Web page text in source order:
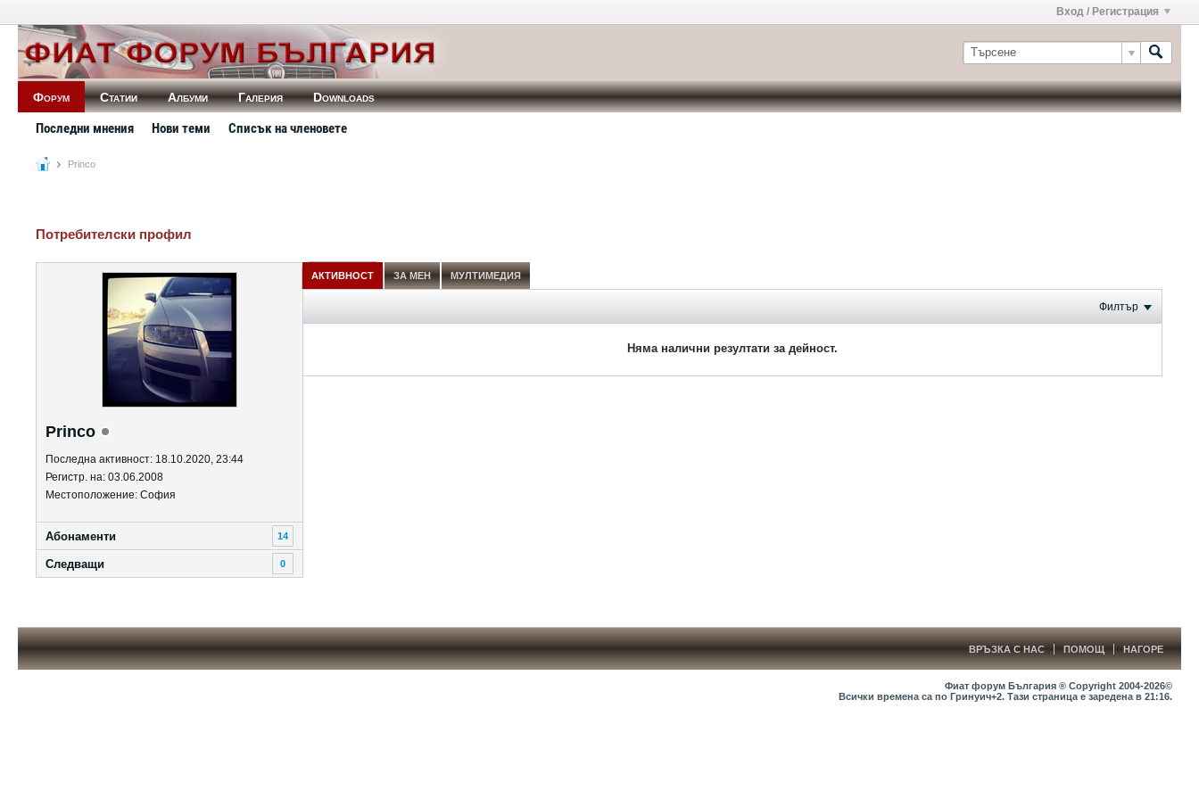
Вход / Регистрация
Форум Статии Албуми Галерия Downloads
Последни мнения Нови теми Списък на членовете
Princo
Потребителски профил
Princo
Последна активност: 18.10.2020, 23:44
Регистр. на: 03.06.2008
Местоположение: София
Абонаменти 14
Следващи 0
АКТИВНОСТ ЗА МЕН МУЛТИМЕДИЯ
Филтър
Няма налични резултати за дейност.
ВРЪЗКА С НАС ПОМОЩ НАГОРЕ
Фиат форум България ® Copyright 2004-2026©
Всички времена са по Гринуич+2. Тази страница е заредена в 21:16.